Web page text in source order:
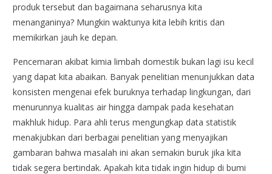
produk tersebut dan bagaimana seharusnya kita
menanganinya? Mungkin waktunya kita lebih kritis dan
memikirkan jauh ke depan.
Pencemaran akibat kimia limbah domestik bukan lagi isu kecil
yang dapat kita abaikan. Banyak penelitian menunjukkan data
konsisten mengenai efek buruknya terhadap lingkungan, dari
menurunnya kualitas air hingga dampak pada kesehatan
makhluk hidup. Para ahli terus mengungkap data statistik
menakjubkan dari berbagai penelitian yang menyajikan
gambaran bahwa masalah ini akan semakin buruk jika kita
tidak segera bertindak. Apakah kita tidak ingin hidup di bumi